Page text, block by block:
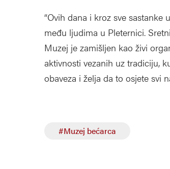
“Ovih dana i kroz sve
među ljudima u Pleternici.
Muzej je zamišljen kao živi
aktivnosti vezanih uz tradiciju,
obaveza i želja da to osjete svi
#Muzej bećarca